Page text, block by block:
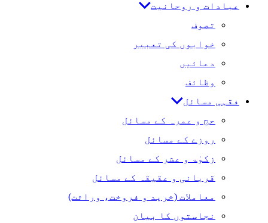
عبادات و روحانیت
تصوف
خوابوں کی تعبیر
دعائیں
وظائف
فقہی مسائل
حج و عمرہ کے مسائل
روزے کے مسائل
زکوٰۃ و عشر کے مسائل
قربانی و عقیقہ کے مسائل
معاملات (خرید و فروخت، وراثت)
نجاستوں کا بیان